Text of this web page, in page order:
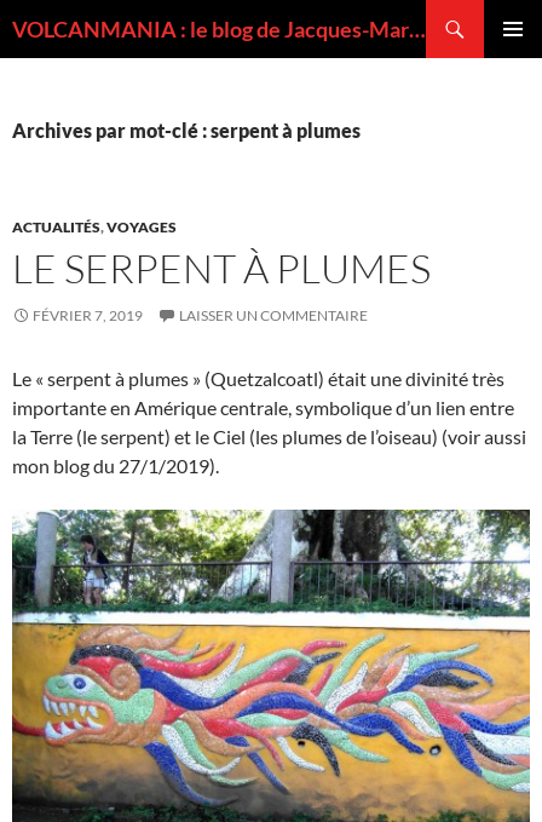
VOLCANMANIA : le blog de Jacques-Marie BARDINTZEFF, volcanologue
Archives par mot-clé : serpent à plumes
ACTUALITÉS,VOYAGES
LE SERPENT À PLUMES
FÉVRIER 7, 2019 LAISSER UN COMMENTAIRE
Le « serpent à plumes » (Quetzalcoatl) était une divinité très
importante en Amérique centrale, symbolique d’un lien entre
la Terre (le serpent) et le Ciel (les plumes de l’oiseau) (voir aussi
mon blog du 27/1/2019).